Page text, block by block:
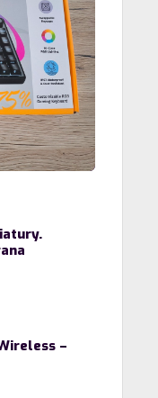
–